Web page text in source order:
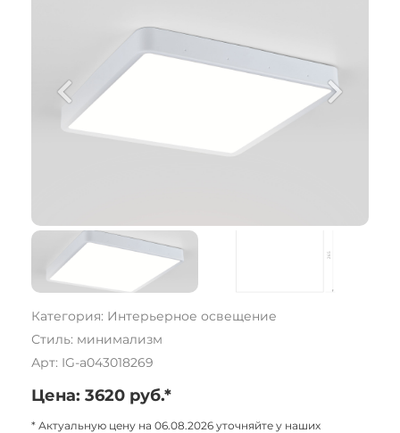
Категория: Интерьерное освещение
Стиль: минимализм
Арт: IG-a043018269
Цена: 3620 руб.*
* Актуальную цену на 06.08.2026 уточняйте у наших